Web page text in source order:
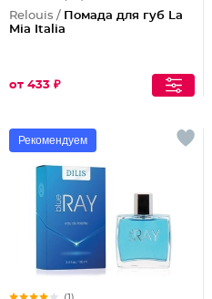
Relouis / Помада для губ La
Mia Italia
от 433 ₽
Рекомендуем